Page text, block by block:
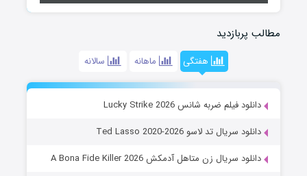
مطالب پربازدید
هفتگی ماهانه سالانه
دانلود فیلم ضربه شانس Lucky Strike 2026
دانلود سریال تد لاسو Ted Lasso 2020-2026
دانلود سریال زن متاهل آدمکش A Bona Fide Killer 2026